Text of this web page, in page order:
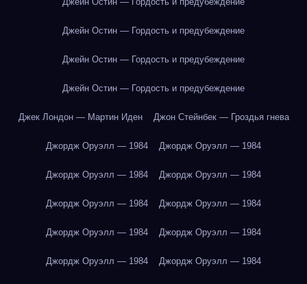
Джейн Остин — Гордость и предубеждение
Джейн Остин — Гордость и предубеждение
Джейн Остин — Гордость и предубеждение
Джек Лондон — Мартин Иден Джон Стейнбек — Гроздья гнева
Джордж Оруэлл — 1984 Джордж Оруэлл — 1984
Джордж Оруэлл — 1984 Джордж Оруэлл — 1984
Джордж Оруэлл — 1984 Джордж Оруэлл — 1984
Джордж Оруэлл — 1984 Джордж Оруэлл — 1984
Джордж Оруэлл — 1984 Джордж Оруэлл — 1984